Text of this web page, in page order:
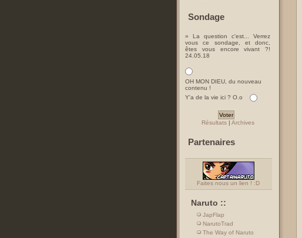
Sondage
» La question c'est... Verrez
vous ce sondage, et donc,
êtes vous encore vivant ?!
24.05.18
OH MON DIEU, du nouveau
contenu !
Y'a de la vie ici ? O.o
Résultats| Archives
Partenaires
Faites nous un lien ! :D
Naruto ::
JapFlap
NarutoTrad
The Way of Naruto